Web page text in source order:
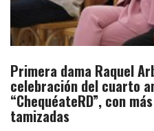
Primera dama Raquel
celebración del cuarto
“ChequéateRD”, con
tamizadas